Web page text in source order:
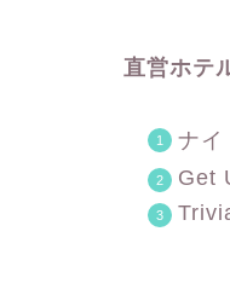
直営ホテ
ナイ
Get